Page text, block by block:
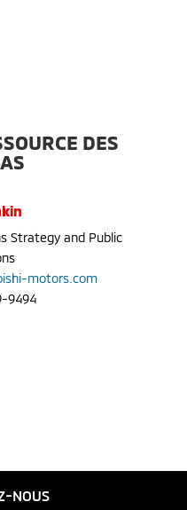
DES
Strategy and Public
motors.com
9494
NOUS